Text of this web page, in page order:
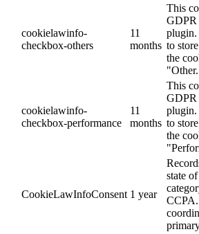
cookielawinfo-
checkbox-others
11
months
This
GDPR
plugin.
to
the
"Other.
cookielawinfo-
checkbox-performance
11
months
This
GDPR
plugin.
to
the
CookieLawInfoConsent 1 year
state